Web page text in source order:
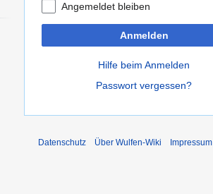
Angemeldet bleiben
Anmelden
Hilfe beim Anmelden
Passwort vergessen?
Datenschutz Über Wulfen-Wiki Impressum